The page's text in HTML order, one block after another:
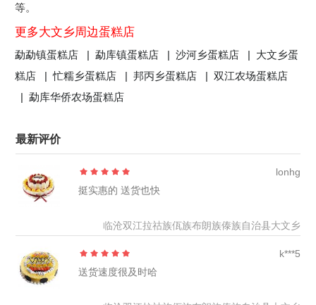
等。
更多大文乡周边蛋糕店
勐勐镇蛋糕店 |勐库镇蛋糕店 |沙河乡蛋糕店 | 大文乡蛋
糕店 |忙糯乡蛋糕店 |邦丙乡蛋糕店 |双江农场蛋糕店
|勐库华侨农场蛋糕店
最新评价
lonhg
挺实惠的 送货也快
临沧双江拉祜族佤族布朗族傣族自治县大文乡
k***5
送货速度很及时哈